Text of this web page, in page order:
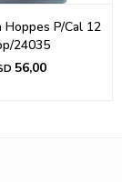
Hoppes P/Cal 12
24035
56,00